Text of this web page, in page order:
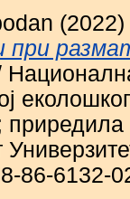
(2022)
при
86-6132-